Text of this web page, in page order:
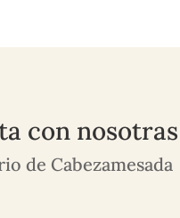
con nosotras
de Cabezamesada